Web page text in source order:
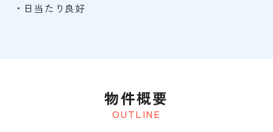
・日当たり良好
OUTLINE
物件概要